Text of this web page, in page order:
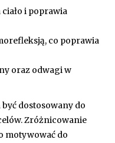
i poprawia
co poprawia
oraz odwagi w
dostosowany do
Zróżnicowanie
motywować do